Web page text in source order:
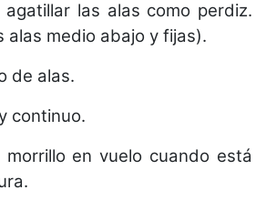
agatillar las alas como perdiz.
alas medio abajo y fijas).
de alas.
continuo.
morrillo en vuelo cuando está